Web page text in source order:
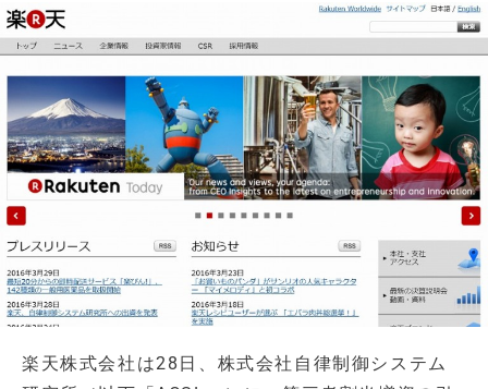
楽天株式会社は28日、株式会社自律制御システム